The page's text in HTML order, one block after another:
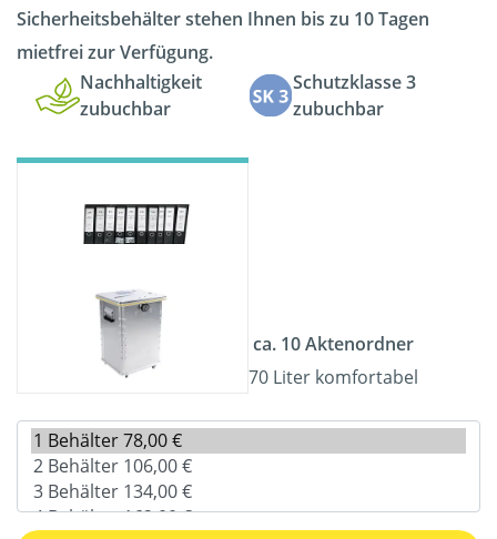
Sicherheitsbehälter stehen Ihnen bis zu 10 Tagen
mietfrei zur Verfügung.
Nachhaltigkeit
zubuchbar
Schutzklasse 3
zubuchbar
ca. 10 Aktenordner
70 Liter komfortabel